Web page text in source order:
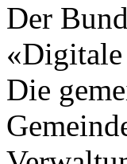
Der
«Digitale
Die